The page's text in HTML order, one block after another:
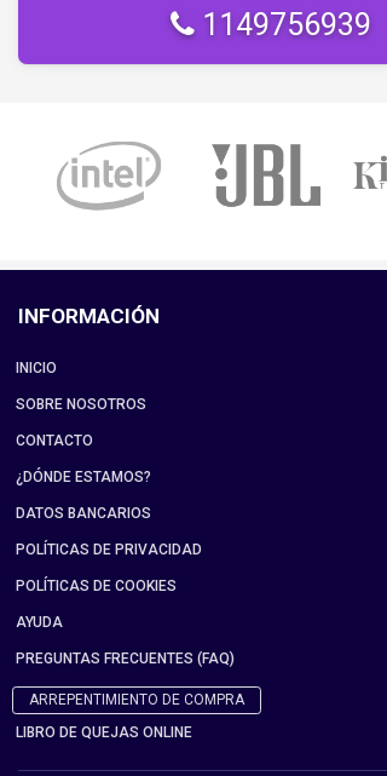
1149756939
INFORMACIÓN
INICIO
SOBRE NOSOTROS
CONTACTO
¿DÓNDE ESTAMOS?
DATOS BANCARIOS
POLÍTICAS DE PRIVACIDAD
POLÍTICAS DE COOKIES
AYUDA
PREGUNTAS FRECUENTES (FAQ)
ARREPENTIMIENTO DE COMPRA
LIBRO DE QUEJAS ONLINE